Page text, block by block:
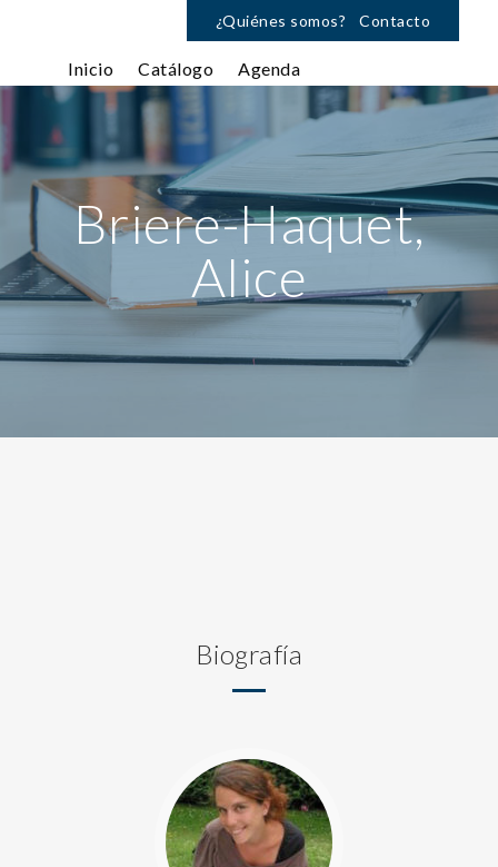
¿Quiénes somos? Contacto
Inicio Catálogo Agenda
Briere-Haquet,
Alice
Biografía